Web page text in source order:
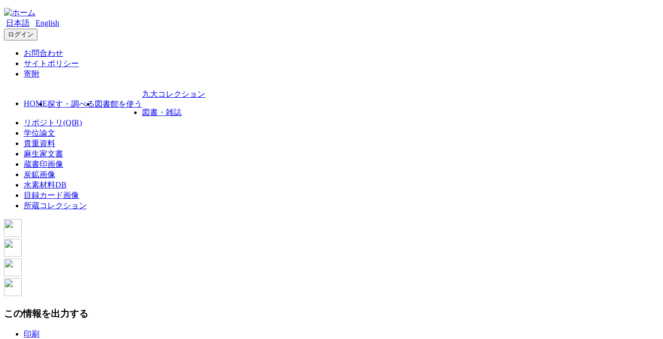
日本語 English
ログイン
お問合わせ
サイトポリシー
寄附
HOME探す・調べる 図書館を使う
九大コレクション
図書・雑誌
リポジトリ(QIR)
学位論文
貴重資料
麻生家文書
蔵書印画像
炭鉱画像
水素材料DB
目録カード画像
所蔵コレクション
この情報を出力する
印刷